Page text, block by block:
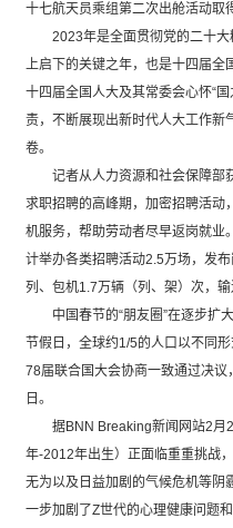
十七航天员乘组第二次出舱活动取
2023年是全面贯彻党的二十大
上启下的关键之年，也是十四届全
十四届全国人大及其常委会心怀“
责，不断展现出新时代人大工作新
卷。
记者从人力资源和社会保障部
求职招聘的高峰期，加密招聘活动
机服务，帮助劳动者尽早返岗就业
计举办各类招聘活动2.5万场，发
列、包机1.7万辆（列、架）次，输
中国春节的“朋友圈”在逐步扩
节假日，全球约1/5的人口以不同
78届联合国大会协商一致通过决
日。
据BNN Breaking新闻网站2月
年-2012年出生）正面临重重挑战
无为以及日益加剧的气候危机等阴
一步加剧了Z世代的心理健康问题